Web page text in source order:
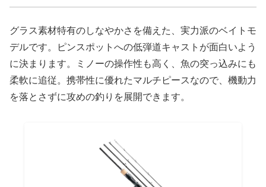
グラス素材特有のしなやかさを備えた、実力派のベイトモ
デルです。ピンスポットへの低弾道キャストが面白いよう
に決まります。ミノーの操作性も高く、魚の突っ込みにも
柔軟に追従。携帯性に優れたマルチピースなので、機動力
を落とさずに攻めの釣りを展開できます。